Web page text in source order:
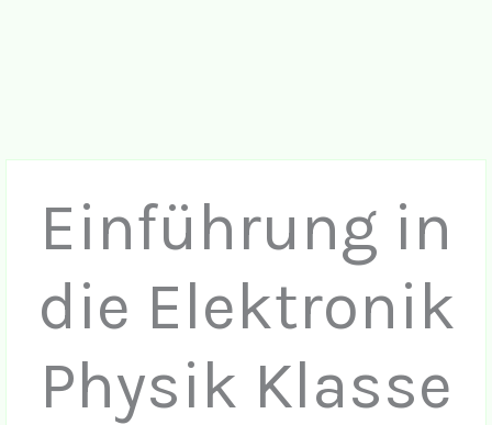
Einführung in
die Elektronik
Physik Klasse